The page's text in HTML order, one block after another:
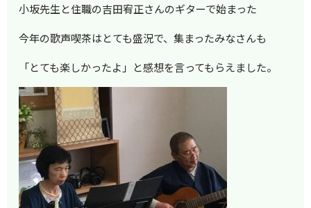
小坂先生と住職の吉田宥正さんのギターで始まった
今年の歌声喫茶はとても盛況で、集まったみなさんも
「とても楽しかったよ」と感想を言ってもらえました。